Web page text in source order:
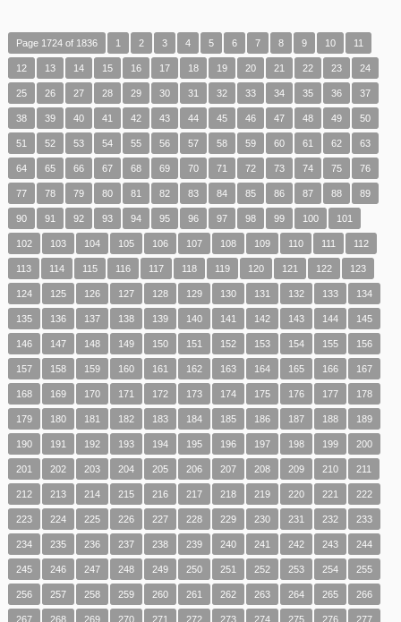
Page 1724 of 1836 1 2 3 4 5 6 7 8 9 10 11
12 13 14 15 16 17 18 19 20 21 22 23 24
25 26 27 28 29 30 31 32 33 34 35 36 37
38 39 40 41 42 43 44 45 46 47 48 49 50
51 52 53 54 55 56 57 58 59 60 61 62 63
64 65 66 67 68 69 70 71 72 73 74 75 76
77 78 79 80 81 82 83 84 85 86 87 88 89
90 91 92 93 94 95 96 97 98 99 100 101
102 103 104 105 106 107 108 109 110 111 112
113 114 115 116 117 118 119 120 121 122 123
124 125 126 127 128 129 130 131 132 133 134
135 136 137 138 139 140 141 142 143 144 145
146 147 148 149 150 151 152 153 154 155 156
157 158 159 160 161 162 163 164 165 166 167
168 169 170 171 172 173 174 175 176 177 178
179 180 181 182 183 184 185 186 187 188 189
190 191 192 193 194 195 196 197 198 199 200
201 202 203 204 205 206 207 208 209 210 211
212 213 214 215 216 217 218 219 220 221 222
223 224 225 226 227 228 229 230 231 232 233
234 235 236 237 238 239 240 241 242 243 244
245 246 247 248 249 250 251 252 253 254 255
256 257 258 259 260 261 262 263 264 265 266
267 268 269 270 271 272 273 274 275 276 277